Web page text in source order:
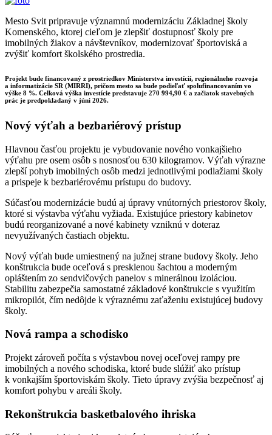
Mesto Svit pripravuje významnú modernizáciu Základnej školy
Komenského, ktorej cieľom je zlepšiť dostupnosť školy pre
imobilných žiakov a návštevníkov, modernizovať športoviská a
zvýšiť komfort školského prostredia.
Projekt bude financovaný z prostriedkov Ministerstva investícií, regionálneho rozvoja
a informatizácie SR (MIRRI), pričom mesto sa bude podieľať spolufinancovaním vo
výške 8 %. Celková výška investície predstavuje 270 994,90 € a začiatok stavebných
prác je predpokladaný v júni 2026.
Nový výťah a bezbariérový prístup
Hlavnou časťou projektu je vybudovanie nového vonkajšieho
výťahu pre osem osôb s nosnosťou 630 kilogramov. Výťah výrazne
zlepší pohyb imobilných osôb medzi jednotlivými podlažiami školy
a prispeje k bezbariérovému prístupu do budovy.
Súčasťou modernizácie budú aj úpravy vnútorných priestorov školy,
ktoré si výstavba výťahu vyžiada. Existujúce priestory kabinetov
budú reorganizované a nové kabinety vzniknú v doteraz
nevyužívaných častiach objektu.
Nový výťah bude umiestnený na južnej strane budovy školy. Jeho
konštrukcia bude oceľová s presklenou šachtou a moderným
opláštením zo sendvičových panelov s minerálnou izoláciou.
Stabilitu zabezpečia samostatné základové konštrukcie s využitím
mikropilót, čím nedôjde k výraznému zaťaženiu existujúcej budovy
školy.
Nová rampa a schodisko
Projekt zároveň počíta s výstavbou novej oceľovej rampy pre
imobilných a nového schodiska, ktoré bude slúžiť ako prístup
k vonkajším športoviskám školy. Tieto úpravy zvýšia bezpečnosť aj
komfort pohybu v areáli školy.
Rekonštrukcia basketbalového ihriska